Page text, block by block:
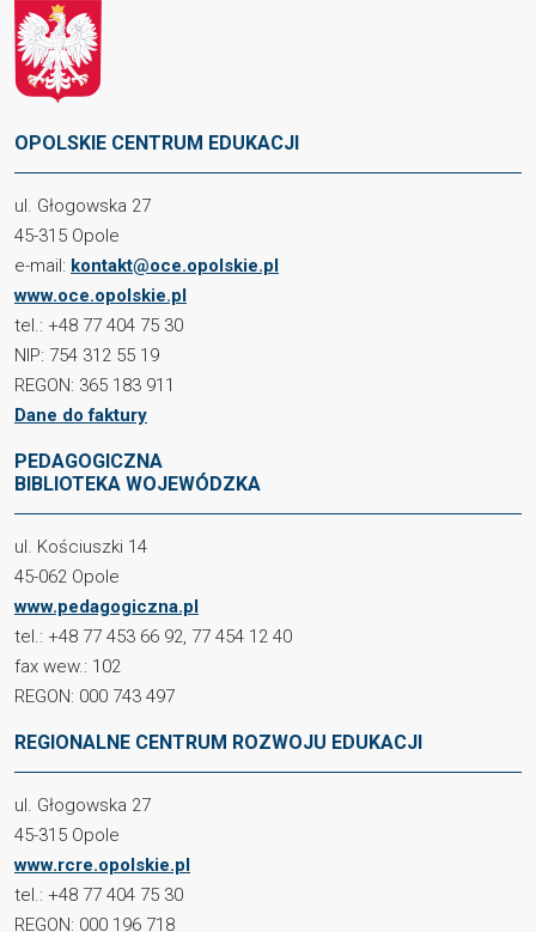
OPOLSKIE CENTRUM EDUKACJI
ul. Głogowska 27
45-315 Opole
e-mail: kontakt@oce.opolskie.pl
www.oce.opolskie.pl
tel.: +48 77 404 75 30
NIP: 754 312 55 19
REGON: 365 183 911
Dane do faktury
PEDAGOGICZNA
BIBLIOTEKA WOJEWÓDZKA
ul. Kościuszki 14
45-062 Opole
www.pedagogiczna.pl
tel.: +48 77 453 66 92, 77 454 12 40
fax wew.: 102
REGON: 000 743 497
REGIONALNE CENTRUM ROZWOJU EDUKACJI
ul. Głogowska 27
45-315 Opole
www.rcre.opolskie.pl
tel.: +48 77 404 75 30
REGON: 000 196 718